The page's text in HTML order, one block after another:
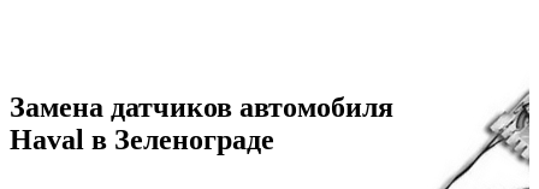
Замена датчиков автомобиля
Haval в Зеленограде